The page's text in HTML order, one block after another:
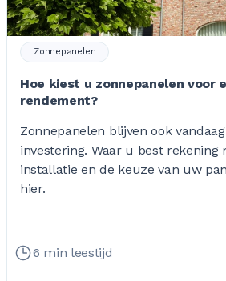
Zonnepanelen
Hoe kiest u zonnepanelen voor
rendement?
Zonnepanelen blijven ook
investering. Waar u best rekening
installatie en de keuze van uw
hier.
6 min leestijd